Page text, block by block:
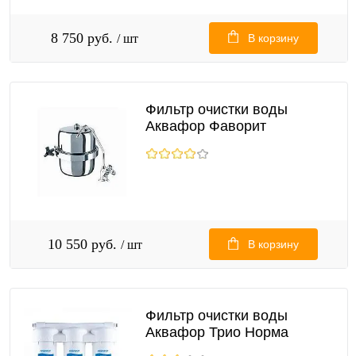
8 750 руб. / шт В корзину
Фильтр очистки воды
Аквафор Фаворит
10 550 руб. / шт В корзину
Фильтр очистки воды
Аквафор Трио Норма